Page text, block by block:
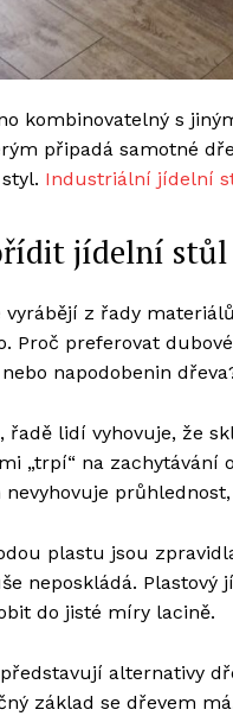
kombinovatelný s
připadá samotné
Industriální jídelní
jídelní stůl
z řady
Proč preferovat
napodobenin
řadě lidí vyhovuje, že
„trpí“ na zachytávání
nevyhovuje
plastu jsou
neposkládá.
do jisté míry lacině.
alternativy
základ se dřevem